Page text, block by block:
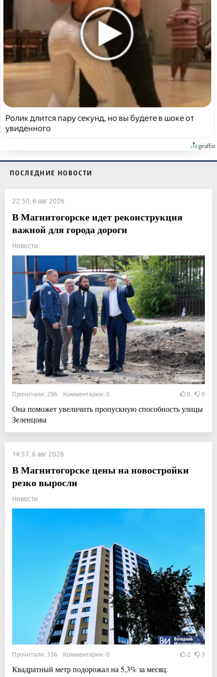
Ролик длится пару секунд, но вы будете в шоке от
увиденного
ПОСЛЕДНИЕ НОВОСТИ
22:50, 6 авг 2026
В Магнитогорске идет реконструкция
важной для города дороги
Новости
Прочитали: 296 Комментарии: 0 0 0
Она поможет увеличить пропускную способность улицы
Зеленцова
14:57, 6 авг 2026
В Магнитогорске цены на новостройки
резко выросли
Новости
Прочитали: 336 Комментарии: 0 2 3
Квадратный метр подорожал на 5,3% за месяц.